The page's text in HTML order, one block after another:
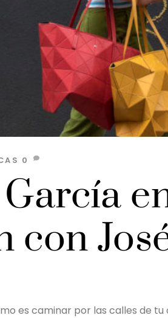
con
0
es caminar por las calles de tu